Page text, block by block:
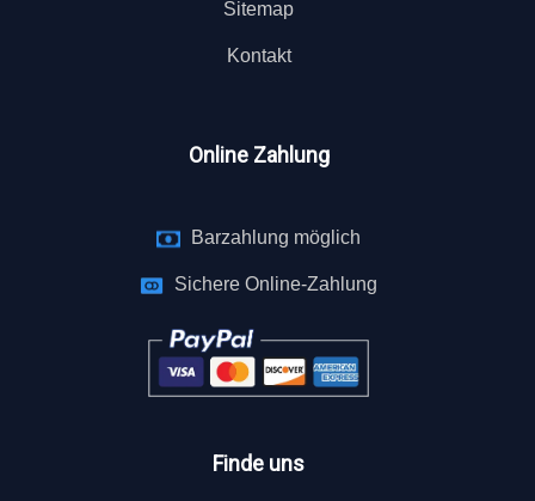
Sitemap
Kontakt
Online Zahlung
Barzahlung möglich
Sichere Online-Zahlung
Finde uns